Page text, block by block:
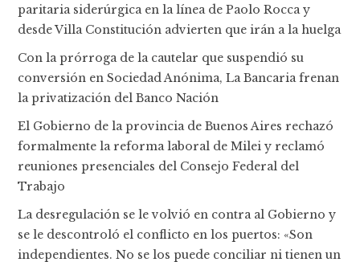
paritaria siderúrgica en la línea de Paolo Rocca y
desde Villa Constitución advierten que irán a la huelga
Con la prórroga de la cautelar que suspendió su
conversión en Sociedad Anónima, La Bancaria frenan
la privatización del Banco Nación
El Gobierno de la provincia de Buenos Aires rechazó
formalmente la reforma laboral de Milei y reclamó
reuniones presenciales del Consejo Federal del
Trabajo
La desregulación se le volvió en contra al Gobierno y
se le descontroló el conflicto en los puertos: «Son
independientes. No se los puede conciliar ni tienen un